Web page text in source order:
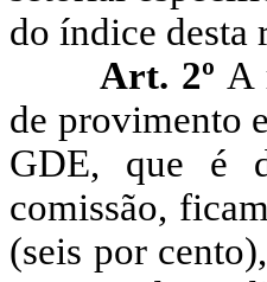
do índice desta
Art. 2º A
de provimento
GDE, que é
comissão,
(seis por